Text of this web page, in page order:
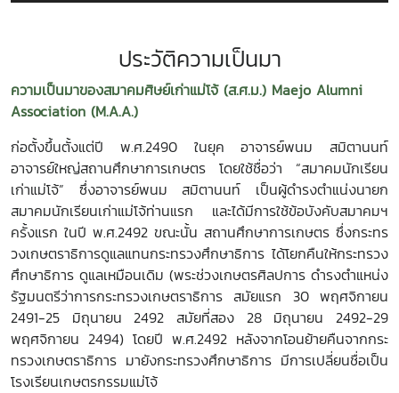
ประวัติความเป็นมา
ความเป็นมาของสมาคมศิษย์เก่าแม่โจ้ (ส.ศ.ม.) Maejo Alumni
Association (M.A.A.)
ก่อตั้งขึ้นตั้งแต่ปี พ.ศ.2490 ในยุค อาจารย์พนม สมิตานนท์
อาจารย์ใหญ่สถานศึกษาการเกษตร โดยใช้ชื่อว่า “สมาคมนักเรียน
เก่าแม่โจ้” ซึ่งอาจารย์พนมสมิตานนท์ เป็นผู้ดำรงตำแน่งนายก
สมาคมนักเรียนเก่าแม่โจ้ท่านแรก และได้มีการใช้ข้อบังคับสมาคมฯ
ครั้งแรก ในปี พ.ศ.2492 ขณะนั้น สถานศึกษาการเกษตร ซึ่งกระทร
วงเกษตราธิการดูแลแทนกระทรวงศึกษาธิการ ได้โยกคืนให้กระทรวง
ศึกษาธิการ ดูแลเหมือนเดิม (พระช่วงเกษตรศิลปการ ดำรงตำแหน่ง
รัฐมนตรีว่าการกระทรวงเกษตราธิการ สมัยแรก 30 พฤศจิกายน
2491-25 มิถุนายน 2492 สมัยที่สอง 28 มิถุนายน 2492-29
พฤศจิกายน 2494) โดยปี พ.ศ.2492 หลังจากโอนย้ายคืนจากกระ
ทรวงเกษตราธิการ มายังกระทรวงศึกษาธิการ มีการเปลี่ยนชื่อเป็น
โรงเรียนเกษตรกรรมแม่โจ้